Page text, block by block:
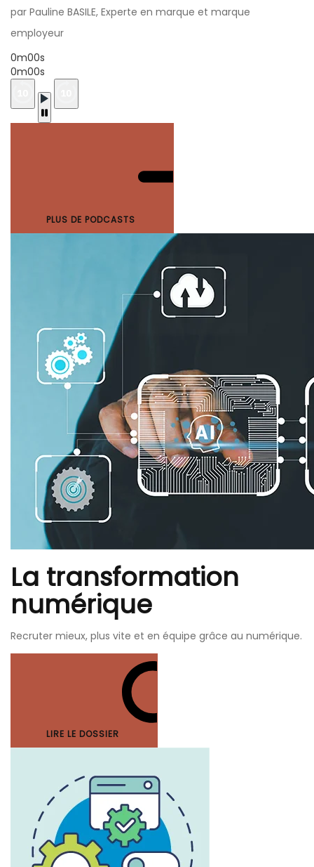
par Pauline BASILE, Experte en marque et marque
employeur
0m00s
0m00s
PLUS DE PODCASTS
La transformation
numérique
Recruter mieux, plus vite et en équipe grâce au numérique.
LIRE LE DOSSIER